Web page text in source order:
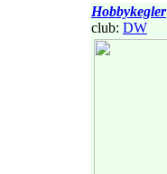
Hobbykegler
club: DW